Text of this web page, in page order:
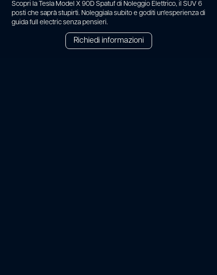
Scopri la Tesla Model X 90D Spatuf di Noleggio Elettrico, il SUV 6
posti che saprà stupirti. Noleggiala subito e goditi un'esperienza di
guida full electric senza pensieri.
Richiedi informazioni